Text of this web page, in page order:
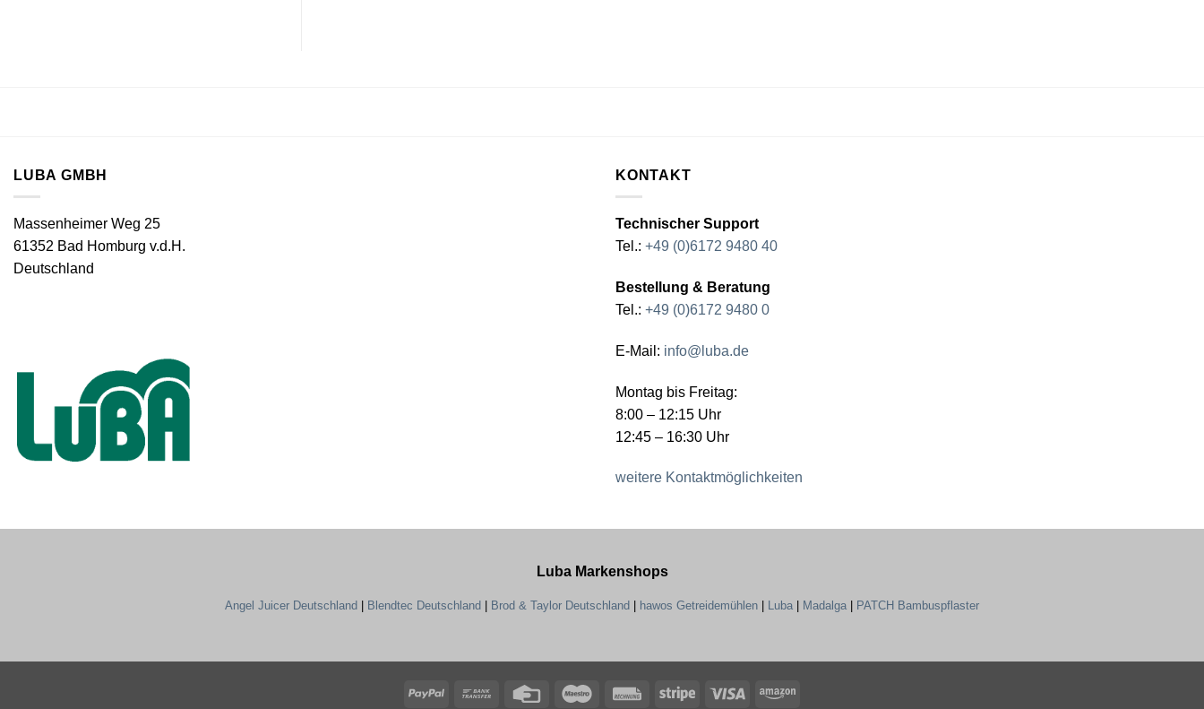
LUBA GMBH
Massenheimer Weg 25
61352 Bad Homburg v.d.H.
Deutschland
KONTAKT
Technischer Support
Tel.: +49 (0)6172 9480 40
Bestellung & Beratung
Tel.: +49 (0)6172 9480 0
E-Mail: info@luba.de
Montag bis Freitag:
8:00 – 12:15 Uhr
12:45 – 16:30 Uhr
weitere Kontaktmöglichkeiten
Luba Markenshops
Angel Juicer Deutschland Blendtec Deutschland Brod & Taylor Deutschland hawos Getreidemühlen Luba Madalga PATCH Bambuspflaster
PayPal
Bank
Credit
Maestro RechungStripe Visa Amazon